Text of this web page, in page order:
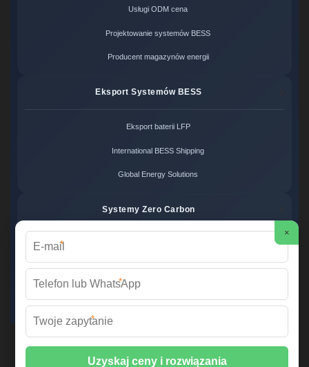
Usługi ODM cena
Projektowanie systemów BESS
Producent magazynów energii
Eksport Systemów BESS
Eksport baterii LFP
International BESS Shipping
Global Energy Solutions
Systemy Zero Carbon
Zero Carbon Energy
Ekologiczne rozwiązania OZE
Wirtualna Elektrownia Polska ©
Mapa strony
📞 +48 22 378 45 12 | ✉️info@fabrykawspomnien.waw.pl
×
*
*
*